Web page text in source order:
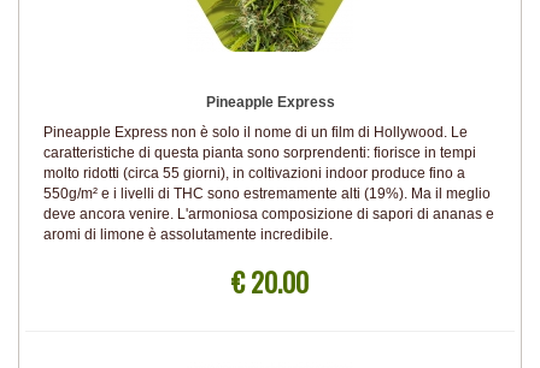
Pineapple Express
Pineapple Express non è solo il nome di un film di Hollywood. Le
caratteristiche di questa pianta sono sorprendenti: fiorisce in tempi
molto ridotti (circa 55 giorni), in coltivazioni indoor produce fino a
550g/m² e i livelli di THC sono estremamente alti (19%). Ma il meglio
deve ancora venire. L'armoniosa composizione di sapori di ananas e
aromi di limone è assolutamente incredibile.
€ 20.00